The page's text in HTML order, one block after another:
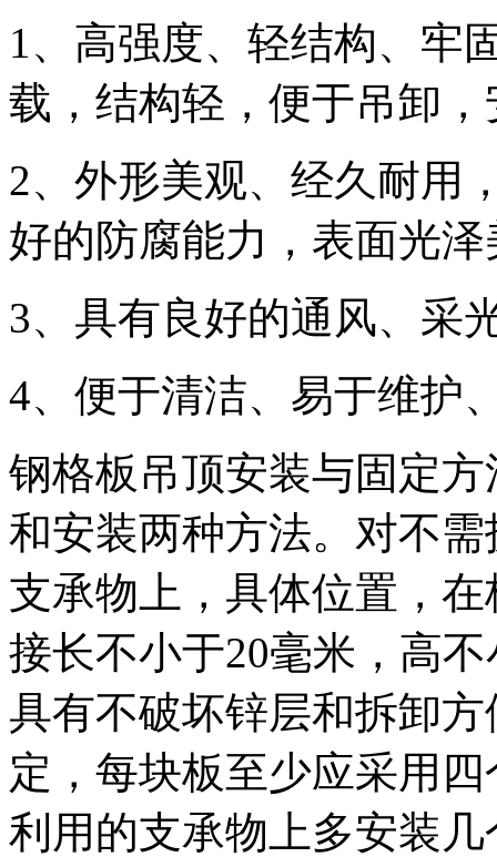
1、高强度、轻结构、牢
载，结构轻，便于吊卸
2、外形美观、经久耐用
好的防腐能力，表面光
3、具有良好的通风、采
4、便于清洁、易于维护
钢格板吊顶安装与固定
和安装两种方法。对不
支承物上，具体位置，
接长不小于20毫米，高
具有不破坏锌层和拆卸
定，每块板至少应采用
利用的支承物上多安装几